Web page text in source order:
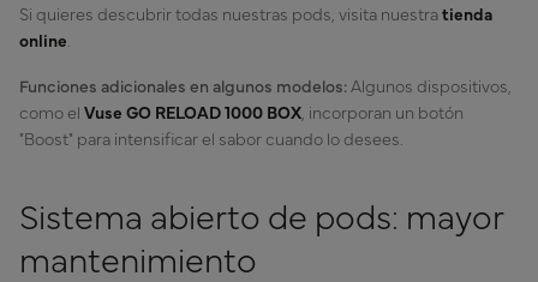
Si quieres descubrir todas nuestras pods, visita nuestratienda
online
Funciones adicionales en algunos modelos: Algunos dispositivos,
como el Vuse GO RELOAD 1000 BOX , incorporan un botón
"Boost" para intensificar el sabor cuando lo desees.
Sistema abierto de pods: mayor
mantenimiento